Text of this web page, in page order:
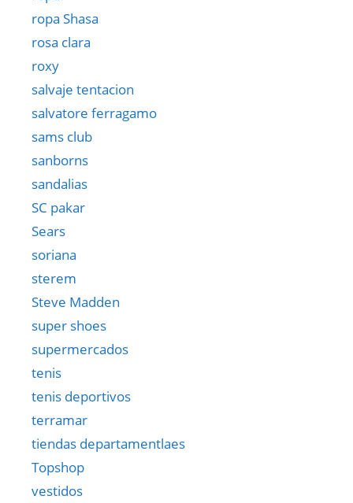
ropa Shasa
rosa clara
roxy
salvaje tentacion
salvatore ferragamo
sams club
sanborns
sandalias
SC pakar
Sears
soriana
sterem
Steve Madden
super shoes
supermercados
tenis
tenis deportivos
terramar
tiendas departamentlaes
Topshop
vestidos